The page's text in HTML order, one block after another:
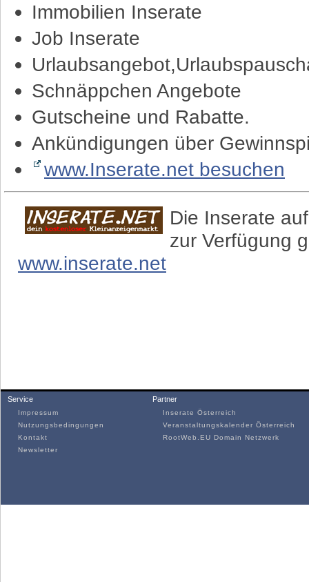
Immobilien Inserate
Job Inserate
Schnäppchen Angebote
Gutscheine und Rabatte.
Ankündigungen über
www.Inserate.net besuchen
Die Inserate
zur Verfügung
www.inserate.net
Service
Impressum
Nutzungsbedingungen
Kontakt
Newsletter
Partner
Inserate Österreich
Veranstaltungskalender Österreich
RootWeb.EU Domain Netzwerk